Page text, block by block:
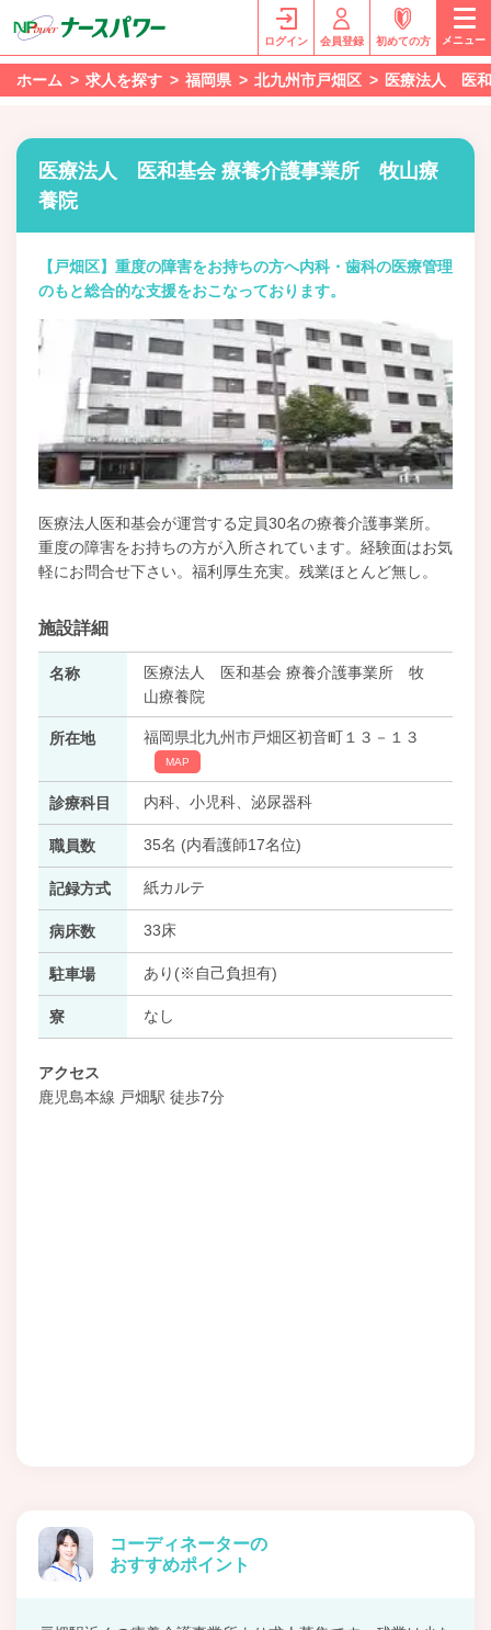
ログイン 会員登録 初めての方 メニュー
ホーム 求人を探す 福岡県 北九州市戸畑区 医療法人 医
医療法人 医和基会 療養介護事業所 牧山療
養院
【戸畑区】重度の障害をお持ちの方へ内科・歯科の医療管理
のもと総合的な支援をおこなっております。
医療法人医和基会が運営する定員30名の療養介護事業所。
重度の障害をお持ちの方が入所されています。経験面はお気
軽にお問合せ下さい。福利厚生充実。残業ほとんど無し。
施設詳細
名称
医療法人 医和基会 療養介護事業所 牧
山療養院
所在地 福岡県北九州市戸畑区初音町１３－１３
MAP
診療科目 内科、小児科、泌尿器科
職員数 35名 (内看護師17名位)
記録方式 紙カルテ
病床数 33床
駐車場 あり(※自己負担有)
寮 なし
アクセス
鹿児島本線 戸畑駅 徒歩7分
コーディネーターの
おすすめポイント